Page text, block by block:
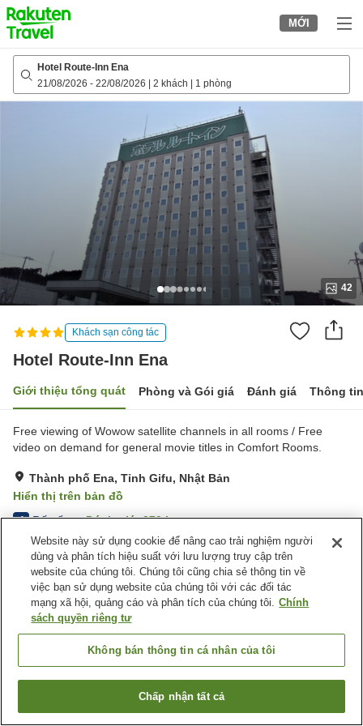
to
top
page
MỚI
Hotel Route-Inn Ena
21/08/2026 - 22/08/2026 2 khách 1 phòng
42
Khách sạn công tác
Hotel Route-Inn Ena
Giới thiệu tổng quát Phòng và Gói giá Đánh giá Thông
Free viewing of Wowow satellite channels in all rooms / Free
video on demand for general movie titles in Comfort Rooms.
Thành phố Ena, Tỉnh Gifu, Nhật Bản
Hiển thị trên bản đồ
4 Rất tốt Đánh giá:370lượt
Tiện nghi chỗ nghỉ
Bãi đỗ xe
Nhà hàng
Máy bán hàng tự động
Nhà Tắm Công Cộng
Nhật Bản Tỉnh Gifu
Thành phố Ena
Hotel Route-Inn Ena
Tìm phòng trống
Website này sử dụng cookie để nâng cao trải nghiệm người
dùng và phân tích hiệu suất với lưu lượng truy cập trên
website của chúng tôi. Chúng tôi cũng chia sẻ thông tin về
việc bạn sử dụng website của chúng tôi với các đối tác
mạng xã hội, quảng cáo và phân tích của chúng tôi. Chính
sách quyền riêng tư
Không bán thông tin cá nhân của tôi
Chấp nhận tất cả